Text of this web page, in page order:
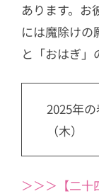
あります。お
には魔除けの
と「おはぎ」
2025年
（木）
＞＞＞【二十